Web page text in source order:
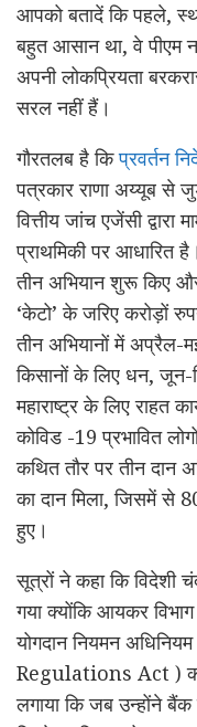
आपको बतादें कि पहले,
बहुत आसान था, वे पीएम
अपनी लोकप्रियता
सरल नहीं हैं।
गौरतलब है किप्रवर्तन
पत्रकार राणा अय्यूब से
वित्तीय जांच एजेंसी द्वारा
प्राथमिकी पर आधारित
तीन अभियान शुरू किए
‘केटो’ के जरिए करोड़ों
तीन अभियानों में अप्रैल-
किसानों के लिए धन,
महाराष्ट्र के लिए राहत
कोविड -19 प्रभावित
कथित तौर पर तीन दान
का दान मिला, जिसमें से
हुए।
सूत्रों ने कहा कि विदेशी
गया क्योंकि आयकर
योगदान नियमन
Regulations Act ) का
लगाया कि जब उन्होंने